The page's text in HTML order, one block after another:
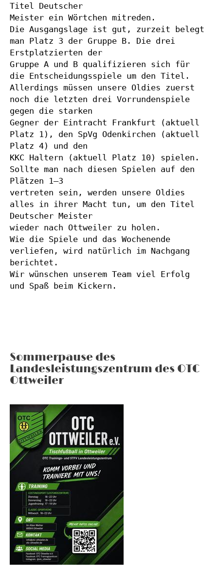
Titel Deutscher
Meister ein Wörtchen mitreden.
Die Ausgangslage ist gut, zurzeit belegt
man Platz 3 der Gruppe B. Die drei
Erstplatzierten der
Gruppe A und B qualifizieren sich für
die Entscheidungsspiele um den Titel.
Allerdings müssen unsere Oldies zuerst
noch die letzten drei Vorrundenspiele
gegen die starken
Gegner der Eintracht Frankfurt (aktuell
Platz 1), den SpVg Odenkirchen (aktuell
Platz 4) und den
KKC Haltern (aktuell Platz 10) spielen.
Sollte man nach diesen Spielen auf den
Plätzen 1–3
vertreten sein, werden unsere Oldies
alles in ihrer Macht tun, um den Titel
Deutscher Meister
wieder nach Ottweiler zu holen.
Wie die Spiele und das Wochenende
verliefen, wird natürlich im Nachgang
berichtet.
Wir wünschen unserem Team viel Erfolg
und Spaß beim Kickern.
Sommerpause des
Landesleistungszentrum des OTC
Ottweiler